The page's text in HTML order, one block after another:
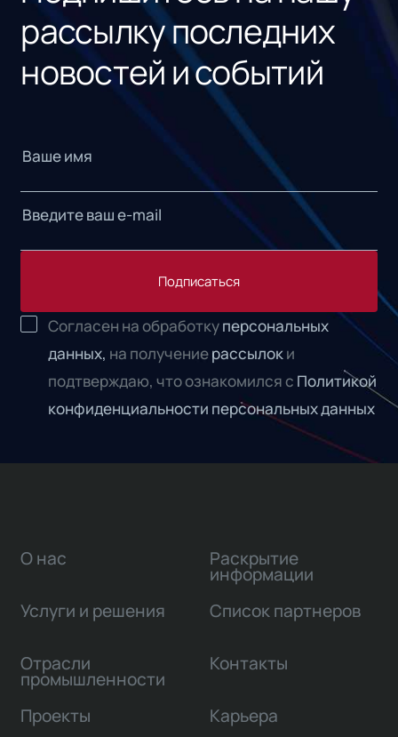
рассылку последних
новостей и событий
Подписаться
Согласен на обработкуперсональных
данных, на получениерассылоки
подтверждаю, что ознакомился с Политикой
конфиденциальности персональных данных
О нас
Услуги и решения
Отрасли
промышленности
Проекты
Раскрытие
информации
Список партнеров
Контакты
Карьера